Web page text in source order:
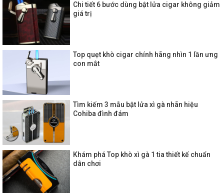
Chi tiết 6 bước dùng bật lửa cigar không giảm
giá trị
Top quẹt khò cigar chính hãng nhìn 1 lần ưng
con mắt
Tìm kiếm 3 mẫu bật lửa xì gà nhãn hiệu
Cohiba đình đám
Khám phá Top khò xì gà 1 tia thiết kế chuẩn
dân chơi